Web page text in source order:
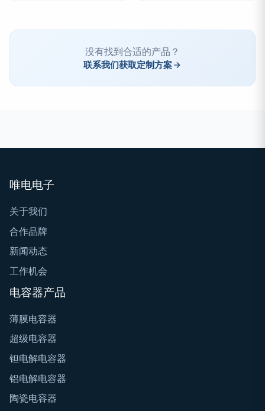
没有找到合适的产品？
联系我们获取定制方案
唯电电子
关于我们
合作品牌
新闻动态
工作机会
电容器产品
薄膜电容器
超级电容器
钽电解电容器
铝电解电容器
陶瓷电容器